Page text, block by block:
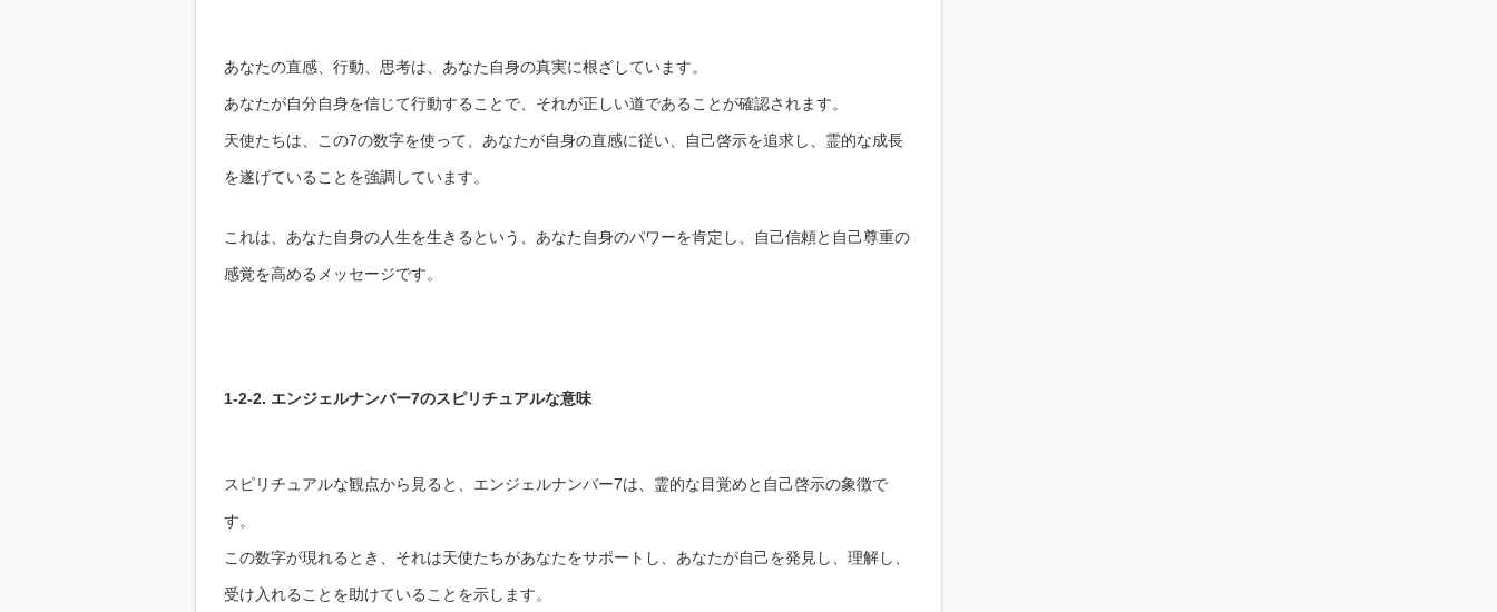
あなたの直感、行動、思考は、あなた自身の真実に根ざしています。
あなたが自分自身を信じて行動することで、それが正しい道であることが確認されます。
天使たちは、この7の数字を使って、あなたが自身の直感に従い、自己啓示を追求し、霊的な成長
を遂げていることを強調しています。
これは、あなた自身の人生を生きるという、あなた自身のパワーを肯定し、自己信頼と自己尊重の
感覚を高めるメッセージです。
1-2-2. エンジェルナンバー7のスピリチュアルな意味
スピリチュアルな観点から見ると、エンジェルナンバー7は、霊的な目覚めと自己啓示の象徴で
す。
この数字が現れるとき、それは天使たちがあなたをサポートし、あなたが自己を発見し、理解し、
受け入れることを助けていることを示します。